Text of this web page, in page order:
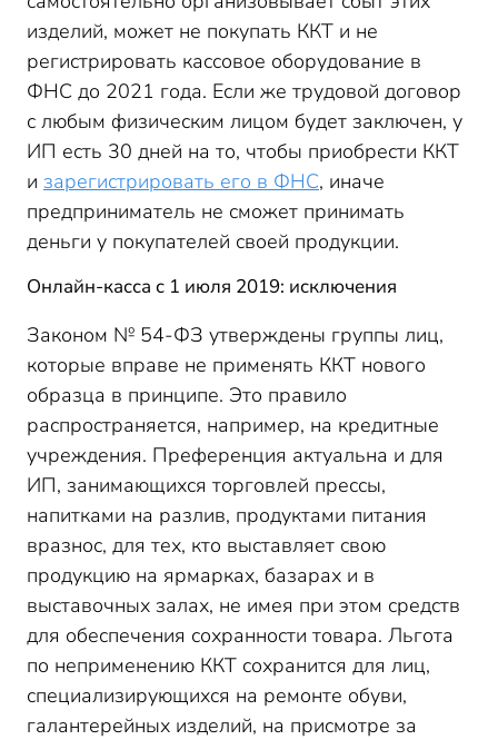
изделий, может не покупать ККТ и не
регистрировать кассовое оборудование в
ФНС до 2021 года. Если же трудовой договор
с любым физическим лицом будет заключен, у
ИП есть 30 дней на то, чтобы приобрести ККТ
и зарегистрировать его в ФНС, иначе
предприниматель не сможет принимать
деньги у покупателей своей продукции.
Онлайн-касса с 1 июля 2019: исключения
Законом № 54-ФЗ утверждены группы лиц,
которые вправе не применять ККТ нового
образца в принципе. Это правило
распространяется, например, на кредитные
учреждения. Преференция актуальна и для
ИП, занимающихся торговлей прессы,
напитками на разлив, продуктами питания
вразнос, для тех, кто выставляет свою
продукцию на ярмарках, базарах и в
выставочных залах, не имея при этом средств
для обеспечения сохранности товара. Льгота
по неприменению ККТ сохранится для лиц,
специализирующихся на ремонте обуви,
галантерейных изделий, на присмотре за